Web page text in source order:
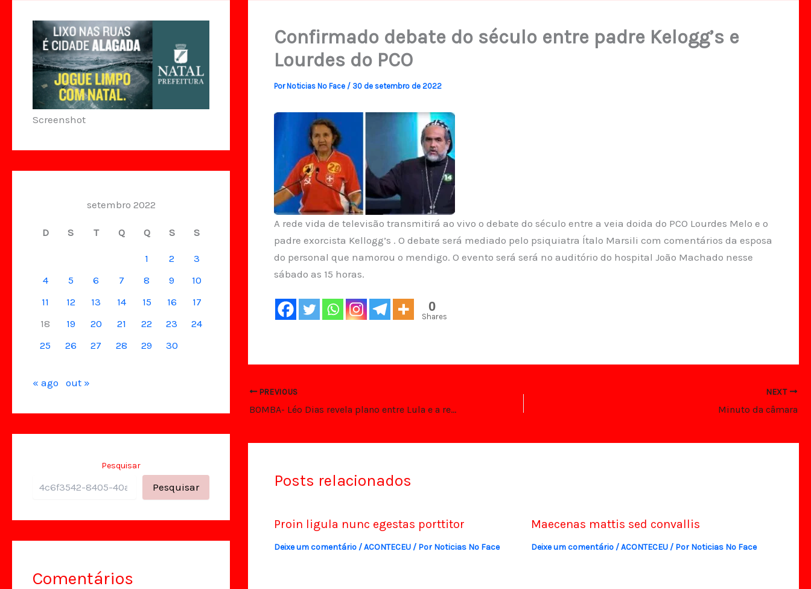
Screenshot
setembro 2022
D S T Q Q S S
1 2
3
4
5 6 7 8 9
10
11
12 13 14 15 16
17
18
19 20 21 22 23
24
25
26 27 28 29 30
« ago out »
Pesquisar
Pesquisar
Comentários
Confirmado debate do século entre padre Kelogg’s e
Lourdes do PCO
PorNoticias No Face / 30 de setembro de 2022
A rede vida de televisão transmitirá ao vivo o debate do século entre a veia doida do PCO Lourdes Melo e o
padre exorcista Kellogg’s . O debate será mediado pelo psiquiatra Ítalo Marsili com comentários da esposa
do personal que namorou o mendigo. O evento será será no auditório do hospital João Machado nesse
sábado as 15 horas.
0
Shares
PREVIOUS
BOMBA- Léo Dias revela plano entre Lula e a rede globo contra Bolsonaro
NEXT
Minuto da câmara
Posts relacionados
Proin ligula nunc egestas porttitor
Deixe um comentário /ACONTECEU/ Por Noticias No Face
Maecenas mattis sed convallis
Deixe um comentário /ACONTECEU / Por Noticias No Face